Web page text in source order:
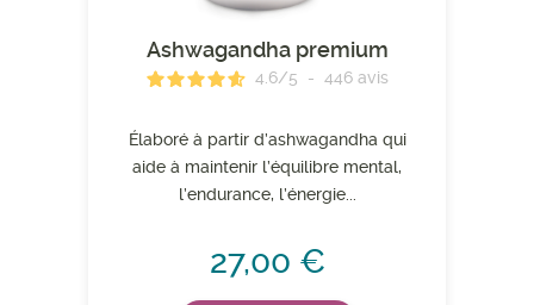
Ashwagandha premium
4.6/5 - 446 avis
Élaboré à partir d’ashwagandha qui
aide à maintenir l’équilibre mental,
l’endurance, l’énergie...
27,00 €